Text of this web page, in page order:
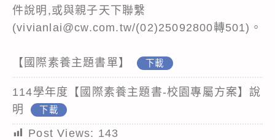
件說明,或與親子天下聯繫
(vivianlai@cw.com.tw/(02)25092800轉501)。
【國際素養主題書單】 下載
114學年度【國際素養主題書-校園專屬方案】說
明
下載
Post Views: 143